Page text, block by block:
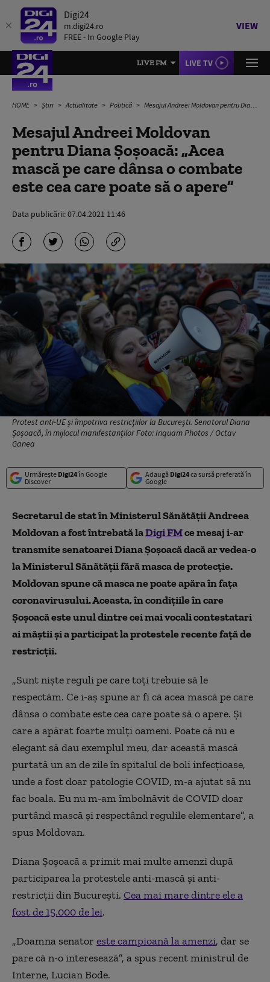
Digi24
m.digi24.ro
FREE - In Google Play
VIEW
LIVE FM LIVE TV
HOME Știri Actualitate Politică Mesajul Andreei Moldovan pentru Diana Șoșoacă: „Acea mască pe care dânsa o combate este cea care poate să o apere”
Mesajul Andreei Moldovan
pentru Diana Șoșoacă: „Acea
mască pe care dânsa o combate
este cea care poate să o apere”
Data publicării:07.04.2021 11:46
Protest anti-UE și împotriva restricțiilor la București. Senatorul Diana
Șoșoacă, în mijlocul manifestanților Foto: Inquam Photos / Octav
Ganea
Urmărește Digi24în Google
Discover
Adaugă Digi24ca sursă preferată în
Google
Secretarul de stat în Ministerul SănătățiiAndreea
Moldovan a fost întrebatălaDigi FMce mesaj i-ar
transmitesenatoareiDianaȘoșoacă dacă arvedea-o
la Ministerul Sănătății fără masca de protecție.
Moldovan spune că masca ne poate apăra în fața
coronavirusului. Aceasta, în condițiile în care
Șoșoacă este unul dintre cei mai vocali contestatari
ai măștii și a participat la protestele recente față de
restricții.
„Sunt niște reguli pe care toți trebuie să le
respectăm. Ce i-aș spune ar fi că acea mască pe care
dânsa o combate este cea care poate să o apere. Și
care a apărat foarte mulți oameni. Poate că nu e
elegant să dau exemplul meu, dar această mască
purtată un an de zile în spitalul de boli infecțioase,
unde a fost doar patologieCOVID, m-a ajutat să nu
fac boala. Eu nu m-am îmbolnăvit deCOVID doar
purtând mască și respectând regulile elementare”, a
spus Moldovan.
Diana Șoșoacă a primitmai multeamenzi după
participarea la protestele anti-mască și anti-
restricții din București. Cea mai mare dintre ele a
fost de 15.000 de lei.
„Doamna senator este campioană la amenzi, dar se
pare că n-o interesează”, a spus recent ministrul de
Interne, Lucian Bode.